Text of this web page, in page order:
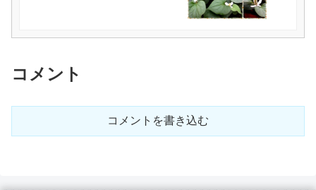
コメント
コメントを書き込む